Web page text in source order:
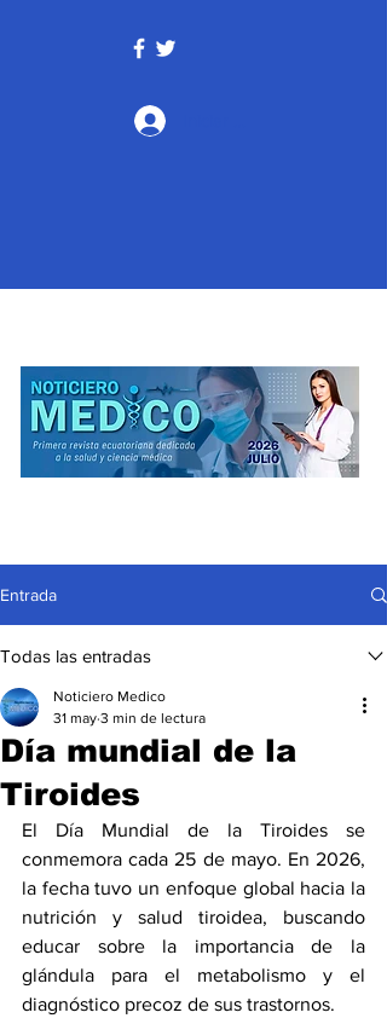
Entrada
Todas las entradas
Día mundial de la
Tiroides
Noticiero Medico
31 may 3 min de lectura
El Día Mundial de la Tiroides se
conmemora cada 25 de mayo. En 2026,
la fecha tuvo un enfoque global hacia la
nutrición y salud tiroidea, buscando
educar sobre la importancia de la
glándula para el metabolismo y el
diagnóstico precoz de sus trastornos.